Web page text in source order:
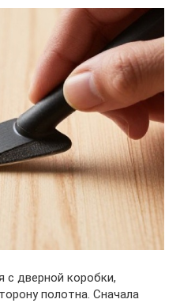
с дверной коробки,
полотна. Сначала